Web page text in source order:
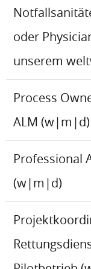
oder
unserem
Process
ALM (w|m|d)
Professional
(w|m|d)